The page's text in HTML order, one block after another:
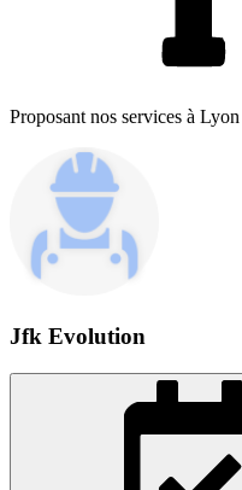
Proposant nos services à
Jfk Evolution